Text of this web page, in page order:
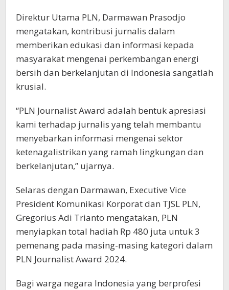
Direktur Utama PLN, Darmawan Prasodjo
mengatakan, kontribusi jurnalis dalam
memberikan edukasi dan informasi kepada
masyarakat mengenai perkembangan energi
bersih dan berkelanjutan di Indonesia sangatlah
krusial.
“PLN Journalist Award adalah bentuk apresiasi
kami terhadap jurnalis yang telah membantu
menyebarkan informasi mengenai sektor
ketenagalistrikan yang ramah lingkungan dan
berkelanjutan,” ujarnya.
Selaras dengan Darmawan, Executive Vice
President Komunikasi Korporat dan TJSL PLN,
Gregorius Adi Trianto mengatakan, PLN
menyiapkan total hadiah Rp 480 juta untuk 3
pemenang pada masing-masing kategori dalam
PLN Journalist Award 2024.
Bagi warga negara Indonesia yang berprofesi